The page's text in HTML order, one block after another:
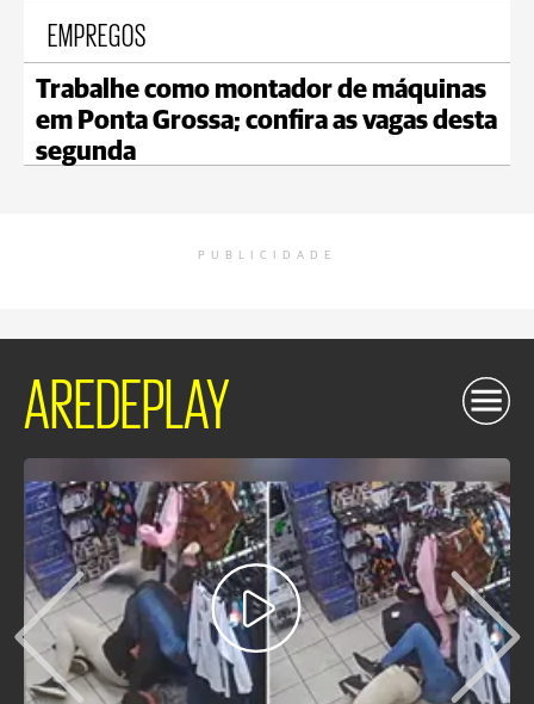
EMPREGOS
Trabalhe como montador de máquinas
em Ponta Grossa; confira as vagas desta
segunda
PUBLICIDADE
AREDEPLAY